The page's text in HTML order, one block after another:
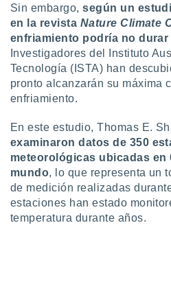
datos
momento
en
en
en
de
Sin embargo,según un
en la revista Nature Climate
enfriamiento podría no durar
Investigadores del Instituto
Tecnología (ISTA) han
pronto alcanzarán su máxima
enfriamiento.
En este estudio, Thomas E.
examinaron datos de 350
meteorológicas ubicadas en
mundo, lo que representa un
de medición realizadas
estaciones han estado
temperatura durante años.